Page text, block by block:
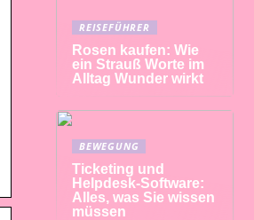
REISEFÜHRER
Rosen kaufen: Wie
ein Strauß Worte im
Alltag Wunder wirkt
BEWEGUNG
Ticketing und
Helpdesk-Software:
Alles, was Sie wissen
müssen